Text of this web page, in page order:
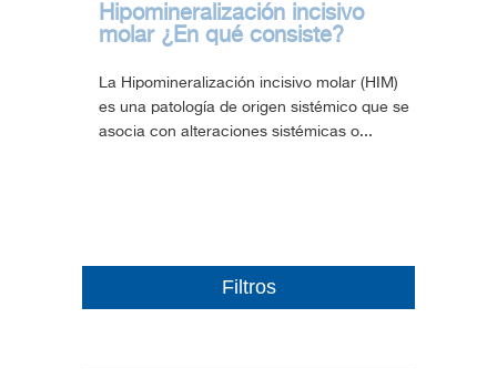
Hipomineralización incisivo
molar ¿En qué consiste?
La Hipomineralización incisivo molar (HIM)
es una patología de origen sistémico que se
asocia con alteraciones sistémicas o...
Filtros